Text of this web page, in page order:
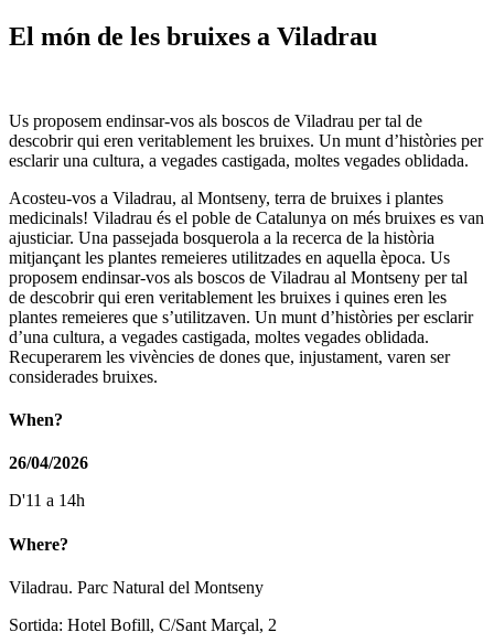
El món de les bruixes a Viladrau
Us proposem endinsar-vos als boscos de Viladrau per tal de
descobrir qui eren veritablement les bruixes. Un munt d’històries per
esclarir una cultura, a vegades castigada, moltes vegades oblidada.
Acosteu-vos a Viladrau, al Montseny, terra de bruixes i plantes
medicinals! Viladrau és el poble de Catalunya on més bruixes es van
ajusticiar. Una passejada bosquerola a la recerca de la història
mitjançant les plantes remeieres utilitzades en aquella època. Us
proposem endinsar-vos als boscos de Viladrau al Montseny per tal
de descobrir qui eren veritablement les bruixes i quines eren les
plantes remeieres que s’utilitzaven. Un munt d’històries per esclarir
d’una cultura, a vegades castigada, moltes vegades oblidada.
Recuperarem les vivències de dones que, injustament, varen ser
considerades bruixes.
When?
26/04/2026
D'11 a 14h
Where?
Viladrau. Parc Natural del Montseny
Sortida: Hotel Bofill, C/Sant Marçal, 2